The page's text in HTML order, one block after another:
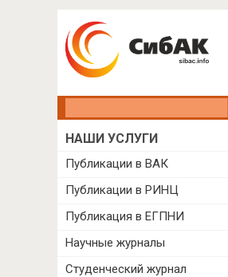
НАШИ УСЛУГИ
Публикации в ВАК
Публикации в РИНЦ
Публикация в ЕГПНИ
Научные журналы
Студенческий журнал